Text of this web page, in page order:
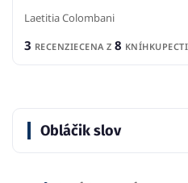
Laetitia Colombani
3 RECENZIECENA Z 8
Obláčik slov